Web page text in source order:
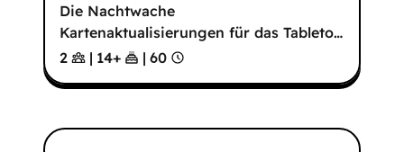
Die Nachtwache
Kartenaktualisierungen für das Tableto…
2
| 14+ | 60